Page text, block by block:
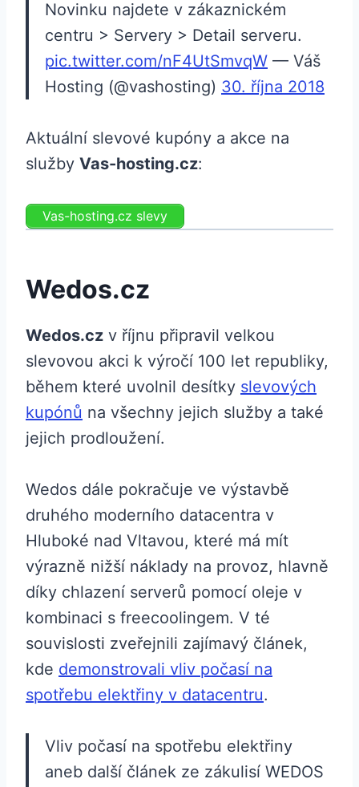
Novinku najdete v zákaznickém
centru > Servery > Detail serveru.
pic.twitter.com/nF4UtSmvqW — Váš
Hosting (@vashosting) 30. října 2018
Aktuální slevové kupóny a akce na
služby Vas-hosting.cz:
Vas-hosting.cz slevy
Wedos.cz
Wedos.cz v říjnu připravil velkou
slevovou akci k výročí 100 let republiky,
během které uvolnil desítky slevových
kupónů na všechny jejich služby a také
jejich prodloužení.
Wedos dále pokračuje ve výstavbě
druhého moderního datacentra v
Hluboké nad Vltavou, které má mít
výrazně nižší náklady na provoz, hlavně
díky chlazení serverů pomocí oleje v
kombinaci s freecoolingem. V té
souvislosti zveřejnili zajímavý článek,
kde demonstrovali vliv počasí na
spotřebu elektřiny v datacentru.
Vliv počasí na spotřebu elektřiny
aneb další článek ze zákulisí WEDOS